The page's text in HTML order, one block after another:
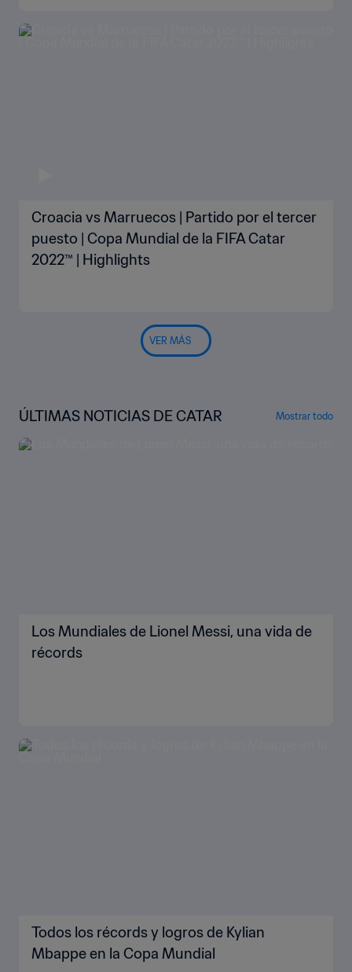
Croacia vs Marruecos | Partido por el tercer
puesto | Copa Mundial de la FIFA Catar
2022™ | Highlights
VER MÁS
ÚLTIMAS NOTICIAS DE CATAR Mostrar todo
Los Mundiales de Lionel Messi, una vida de
récords
Todos los récords y logros de Kylian
Mbappe en la Copa Mundial